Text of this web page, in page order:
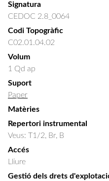
Signatura
CEDOC 2.8_0064
Codi Topogràfic
C02.01.04.02
Volum
1 Qd ap
Suport
Paper
Matèries
Repertori instrumental
Veus: T1/2, Br, B
Accés
Lliure
Gestió dels drets